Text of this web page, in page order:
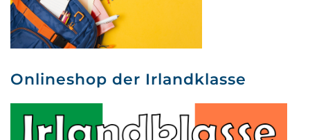
Onlineshop der Irlandklasse